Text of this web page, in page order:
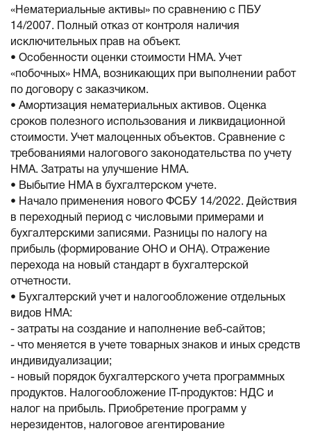
«Нематериальные активы» по сравнению с ПБУ
14/2007. Полный отказ от контроля наличия
исключительных прав на объект.
• Особенности оценки стоимости НМА. Учет
«побочных» НМА, возникающих при выполнении работ
по договору с заказчиком.
• Амортизация нематериальных активов. Оценка
сроков полезного использования и ликвидационной
стоимости. Учет малоценных объектов. Сравнение с
требованиями налогового законодательства по учету
НМА. Затраты на улучшение НМА.
• Выбытие НМА в бухгалтерском учете.
• Начало применения нового ФСБУ 14/2022. Действия
в переходный период с числовыми примерами и
бухгалтерскими записями. Разницы по налогу на
прибыль (формирование ОНО и ОНА). Отражение
перехода на новый стандарт в бухгалтерской
отчетности.
• Бухгалтерский учет и налогообложение отдельных
видов НМА:
- затраты на создание и наполнение веб-сайтов;
- что меняется в учете товарных знаков и иных средств
индивидуализации;
- новый порядок бухгалтерского учета программных
продуктов. Налогообложение IT-продуктов: НДС и
налог на прибыль. Приобретение программ у
нерезидентов, налоговое агентирование